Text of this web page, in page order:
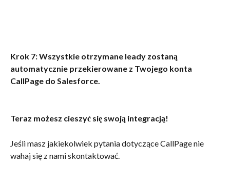
Krok 7: Wszystkie otrzymane leady zostaną
automatycznie przekierowane z Twojego konta
CallPage do Salesforce.
Teraz możesz cieszyć się swoją integracją!
Jeśli masz jakiekolwiek pytania dotyczące CallPage nie
wahaj się z nami skontaktować.